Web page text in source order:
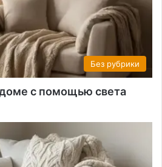
Без рубрики
доме с помощью света